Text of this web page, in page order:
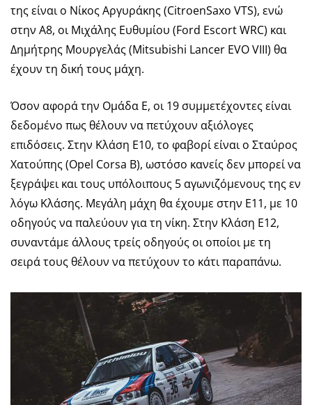
της είναι ο Νίκος Αργυράκης (CitroenSaxo VTS), ενώ
στην Α8, οι Μιχάλης Ευθυμίου (Ford Escort WRC) και
Δημήτρης Μουργελάς (Mitsubishi Lancer EVO VIII) θα
έχουν τη δική τους μάχη.
Όσον αφορά την Ομάδα Ε, οι 19 συμμετέχοντες είναι
δεδομένο πως θέλουν να πετύχουν αξιόλογες
επιδόσεις. Στην Κλάση Ε10, το φαβορί είναι ο Σταύρος
Χατούπης (Opel Corsa B), ωστόσο κανείς δεν μπορεί να
ξεγράψει και τους υπόλοιπους 5 αγωνιζόμενους της εν
λόγω Κλάσης. Μεγάλη μάχη θα έχουμε στην Ε11, με 10
οδηγούς να παλεύουν για τη νίκη. Στην Κλάση Ε12,
συναντάμε άλλους τρείς οδηγούς οι οποίοι με τη
σειρά τους θέλουν να πετύχουν το κάτι παραπάνω.